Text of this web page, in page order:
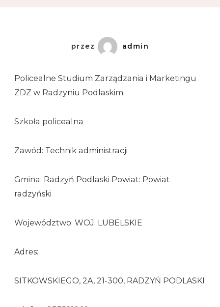
przez admin
Policealne Studium Zarządzania i Marketingu
ZDZ w Radzyniu Podlaskim
Szkoła policealna
Zawód: Technik administracji
Gmina: Radzyń Podlaski Powiat: Powiat
radzyński
Województwo: WOJ. LUBELSKIE
Adres:
SITKOWSKIEGO, 2A, 21-300, RADZYŃ PODLASKI